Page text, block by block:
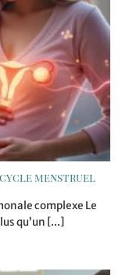
cycle menstruel
complexe Le
qu’un [...]